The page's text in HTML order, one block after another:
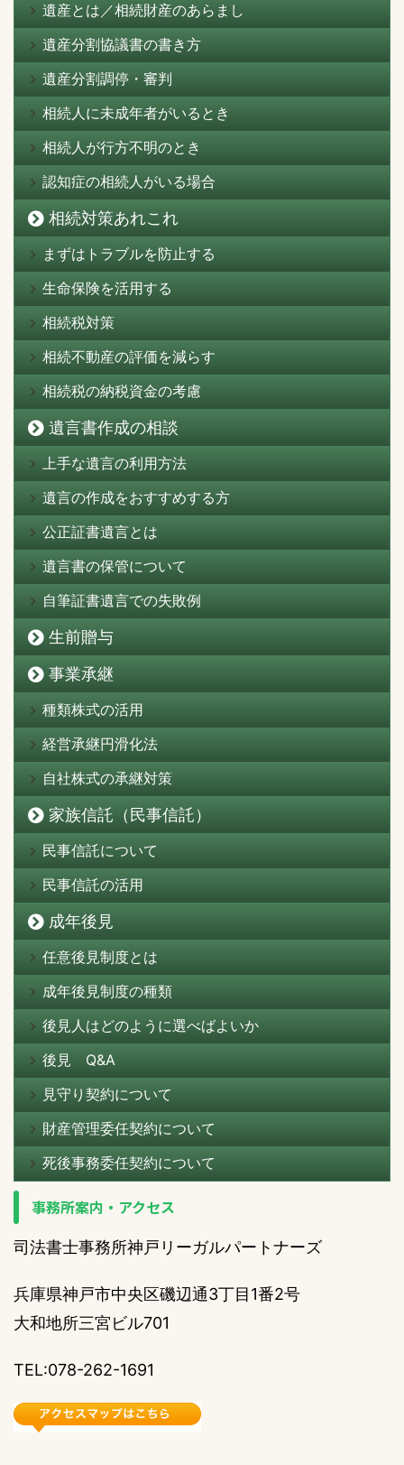
遺産とは／相続財産のあらまし
遺産分割協議書の書き方
遺産分割調停・審判
相続人に未成年者がいるとき
相続人が行方不明のとき
認知症の相続人がいる場合
相続対策あれこれ
まずはトラブルを防止する
生命保険を活用する
相続税対策
相続不動産の評価を減らす
相続税の納税資金の考慮
遺言書作成の相談
上手な遺言の利用方法
遺言の作成をおすすめする方
公正証書遺言とは
遺言書の保管について
自筆証書遺言での失敗例
生前贈与
事業承継
種類株式の活用
経営承継円滑化法
自社株式の承継対策
家族信託（民事信託）
民事信託について
民事信託の活用
成年後見
任意後見制度とは
成年後見制度の種類
後見人はどのように選べばよいか
後見 Q&A
見守り契約について
財産管理委任契約について
死後事務委任契約について
事務所案内・アクセス
司法書士事務所神戸リーガルパートナーズ
兵庫県神戸市中央区磯辺通3丁目1番2号
大和地所三宮ビル701
TEL:078-262-1691